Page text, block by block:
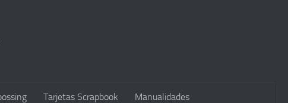
Tarjetas Scrapbook Manualidades